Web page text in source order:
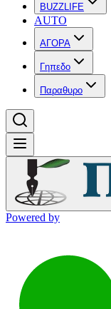
BUZZLIFE
AUTO
ΑΓΟΡΑ
Γηπεδο
Παραθυρο
Powered by